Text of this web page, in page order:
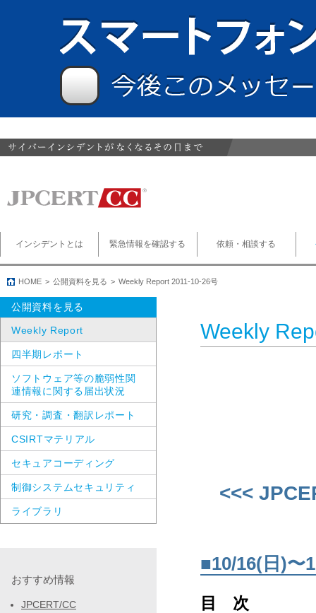
インシデントとは 緊急情報を確認する 依頼・相談する
HOME 公開資料を見る Weekly Report 2011-10-26号
Weekly
<<<
■10/16(日)〜
目 次
公開資料を見る
Weekly Report
四半期レポート
ソフトウェア等の脆弱性関
連情報に関する届出状況
研究・調査・翻訳レポート
CSIRTマテリアル
セキュアコーディング
制御システムセキュリティ
ライブラリ
おすすめ情報
JPCERT/CC